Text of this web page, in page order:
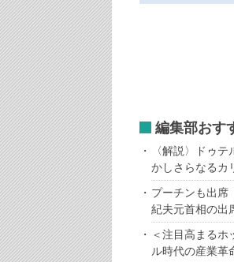
編集部おす
〈解説〉ドゥ
かしさらなるカ
プーチンも出席
紀夫元首相の出
＜注目高まるホ
ル時代の産業革